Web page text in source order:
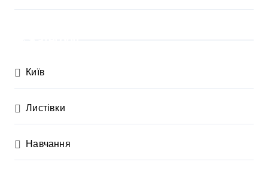
Київ
Листівки
Навчання